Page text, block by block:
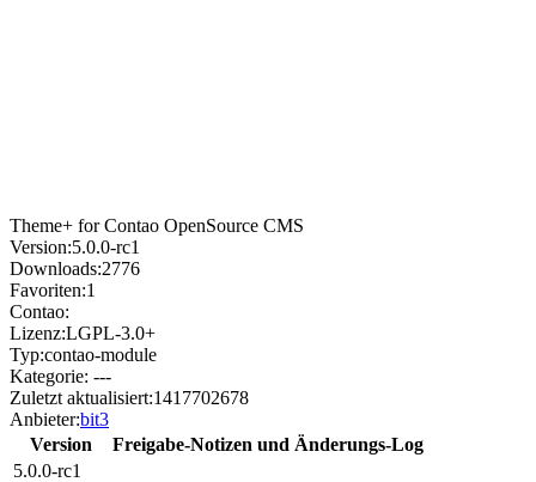
Theme+ for Contao OpenSource CMS
Version:5.0.0-rc1
Downloads:2776
Favoriten:1
Contao:
Lizenz:LGPL-3.0+
Typ:contao-module
Kategorie: ---
Zuletzt aktualisiert:1417702678
Anbieter:bit3
Version
Freigabe-Notizen und Änderungs-Log
5.0.0-rc1